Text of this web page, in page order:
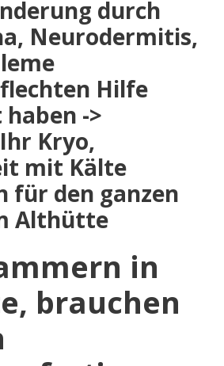
durch
Neurodermitis,
Hilfe
->
Kryo,
mit Kälte
für den ganzen
Althütte
in
brauchen